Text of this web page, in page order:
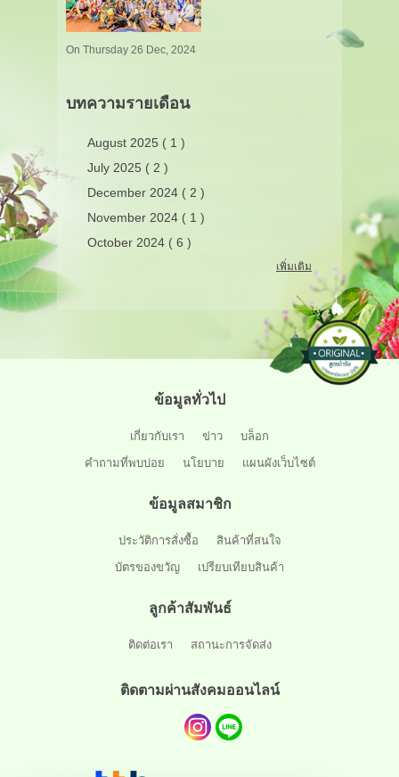
On Thursday 26 Dec, 2024
บทความรายเดือน
August 2025 ( 1 )
July 2025 ( 2 )
December 2024 ( 2 )
November 2024 ( 1 )
October 2024 ( 6 )
เพิ่มเติม
ข้อมูลทั่วไป
เกี่ยวกับเรา ข่าว
บล็อก
คำถามที่พบบ่อย
นโยบาย แผนผังเว็บไซต์
ข้อมูลสมาชิก
ประวัติการสั่งซื้อ
สินค้าที่สนใจ
บัตรของขวัญ
เปรียบเทียบสินค้า
ลูกค้าสัมพันธ์
ติดต่อเรา สถานะการจัดส่ง
ติดตามผ่านสังคมออนไลน์